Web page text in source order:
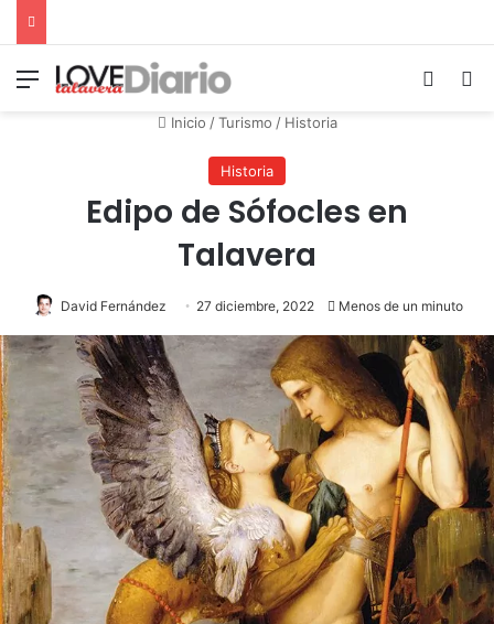
Menú
Inicio / Turismo / Historia
Historia
Edipo de Sófocles en
Talavera
David Fernández 27 diciembre, 2022 Menos de un minuto